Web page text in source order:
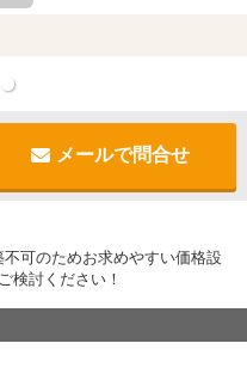
メールで問合せ
可のためお求めやすい価格設
検討ください！